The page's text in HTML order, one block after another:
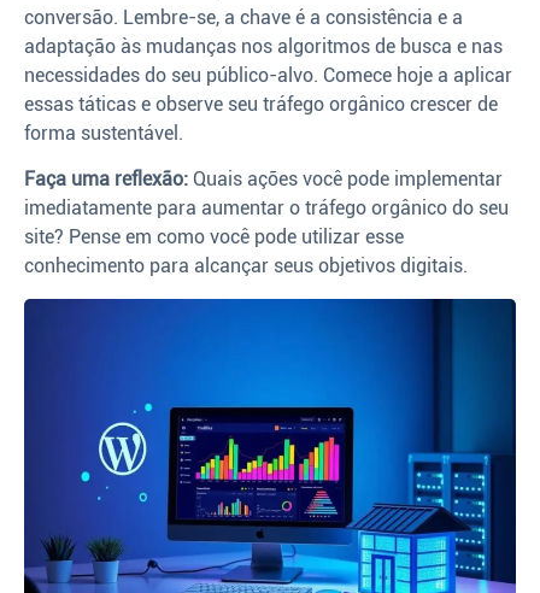
conversão. Lembre-se, a chave é a consistência e a
adaptação às mudanças nos algoritmos de busca e nas
necessidades do seu público-alvo. Comece hoje a aplicar
essas táticas e observe seu tráfego orgânico crescer de
forma sustentável.
Faça uma reflexão: Quais ações você pode implementar
imediatamente para aumentar o tráfego orgânico do seu
site? Pense em como você pode utilizar esse
conhecimento para alcançar seus objetivos digitais.